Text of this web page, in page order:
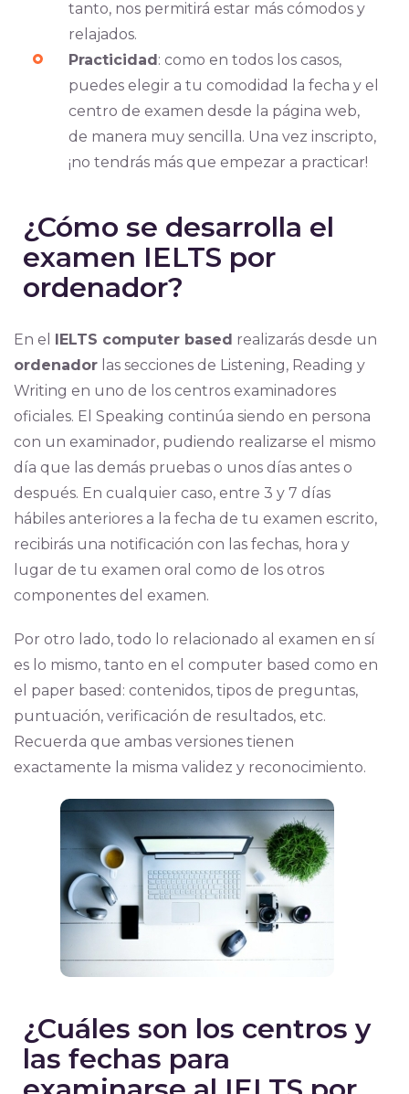
tanto, nos permitirá estar más cómodos y
relajados.
Practicidad: como en todos los casos,
puedes elegir a tu comodidad la fecha y el
centro de examen desde la página web,
de manera muy sencilla. Una vez inscripto,
¡no tendrás más que empezar a practicar!
¿Cómo se desarrolla el
examen IELTS por
ordenador?
En el IELTS computer based realizarás desde un
ordenadorlas secciones de Listening, Reading y
Writing en uno de los centros examinadores
oficiales. El Speaking continúa siendo en persona
con un examinador, pudiendo realizarse el mismo
día que las demás pruebas o unos días antes o
después. En cualquier caso, entre 3 y 7 días
hábiles anteriores a la fecha de tu examen escrito,
recibirás una notificación con las fechas, hora y
lugar de tu examen oral como de los otros
componentes del examen.
Por otro lado, todo lo relacionado al examen en sí
es lo mismo, tanto en el computer based como en
el paper based: contenidos, tipos de preguntas,
puntuación, verificación de resultados, etc.
Recuerda que ambas versiones tienen
exactamente la misma validez y reconocimiento.
¿Cuáles son los centros y
las fechas para